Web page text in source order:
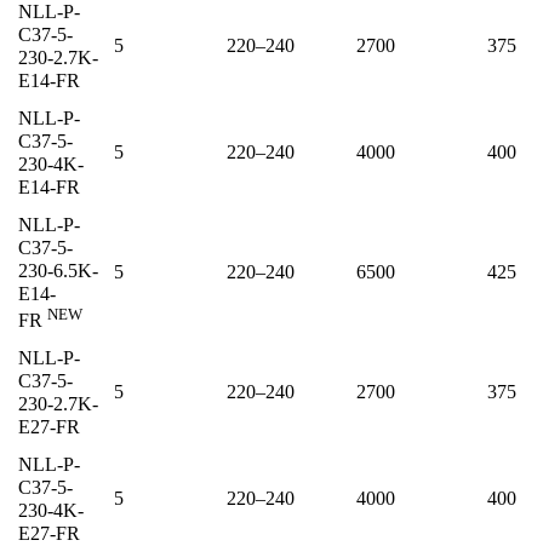
NLL-P-
C37-5-
230-2.7K-
E14-FR
5 220–240 2700 375
NLL-P-
C37-5-
230-4K-
E14-FR
5 220–240 4000 400
NLL-P-
C37-5-
230-6.5K-
E14-
FR NEW
5 220–240 6500 425
NLL-P-
C37-5-
230-2.7K-
E27-FR
5 220–240 2700 375
NLL-P-
C37-5-
230-4K-
E27-FR
5 220–240 4000 400